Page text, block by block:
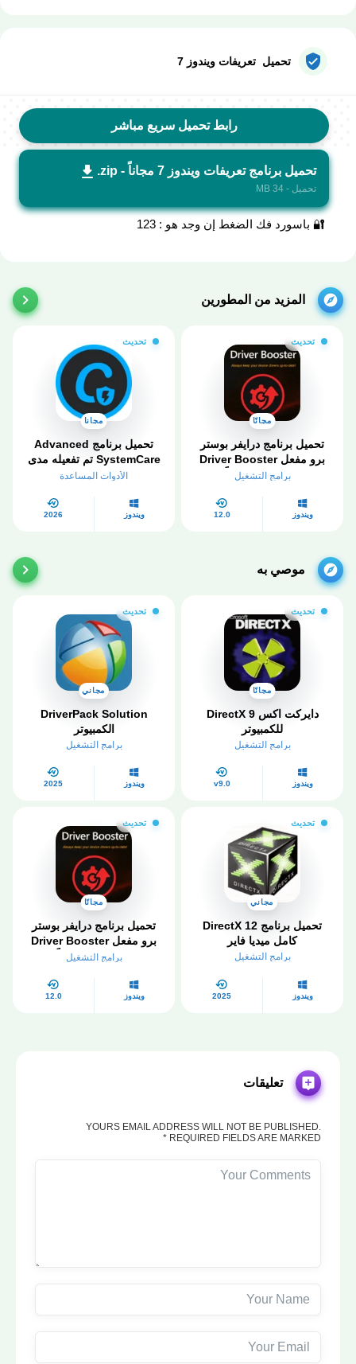
تحميل تعريفات ويندوز 7
رابط تحميل سريع مباشر
تحميل برنامج تعريفات ويندوز 7 مجاناً - zip.
تحميل - 34 MB
🔐 باسورد فك الضغط إن وجد هو : 123
المزيد من المطورين
تحديث
مجانًا
تحميل برنامج درايفر بوستر
برو مفعل Driver Booster
Pro 2026 مجاناً
برامج التشغيل
ويندوز 12.0
تحديث
مجانا
تحميل برنامج Advanced
SystemCare تم تفعيله مدى
الحياة 2026
الأدوات المساعدة
ويندوز 2026
موصي به
تحديث
مجانًا
دايركت اكس 9​ DirectX
للكمبيوتر
برامج التشغيل
ويندوز v9.0
تحديث
مجاني
DriverPack Solution
الكمبيوتر
برامج التشغيل
ويندوز 2025
تحديث
مجاني
تحميل برنامج DirectX 12
كامل ميديا فاير
برامج التشغيل
ويندوز 2025
تحديث
مجانًا
تحميل برنامج درايفر بوستر
برو مفعل Driver Booster
Pro 2026 مجاناً
برامج التشغيل
ويندوز 12.0
تعليقات
YOURS EMAIL ADDRESS WILL NOT BE PUBLISHED.
REQUIRED FIELDS ARE MARKED *